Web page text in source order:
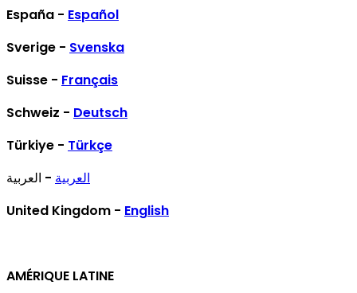
España - Español
Sverige - Svenska
Suisse - Français
Schweiz - Deutsch
Türkiye - Türkçe
العربية - العربية
United Kingdom - English
AMÉRIQUE LATINE